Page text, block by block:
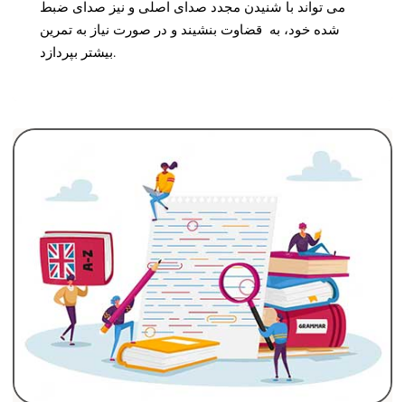
می تواند با شنیدن مجدد صدای اصلی و نیز صدای ضبط
شده خود، به قضاوت بنشیند و در صورت نیاز به تمرین
بیشتر بپردازد.